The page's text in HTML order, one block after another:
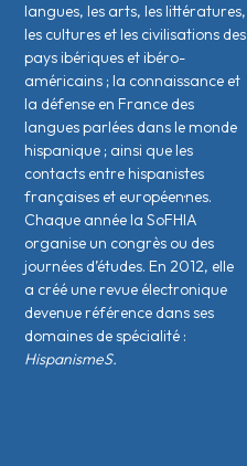
langues, les arts, les littératures,
les cultures et les civilisations des
pays ibériques et ibéro-
américains ; la connaissance et
la défense en France des
langues parlées dans le monde
hispanique ; ainsi que les
contacts entre hispanistes
français·es et européen·nes.
Chaque année la SoFHIA
organise un congrès ou des
journées d’études. En 2012, elle
a créé une revue électronique
devenue référence dans ses
domaines de spécialité :
HispanismeS.